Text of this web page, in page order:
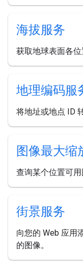
海拔服务
获取地球表面各位
地理编码服
将地址或地点 ID
图像最大缩
查询某个位置可用
街景服务
向您的 Web 应用
的图像。